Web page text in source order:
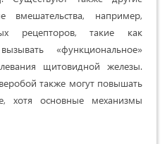
вмешательства, например,
рецепторов, такие как
«функциональное»
щитовидной железы.
также могут повышать
хотя основные механизмы